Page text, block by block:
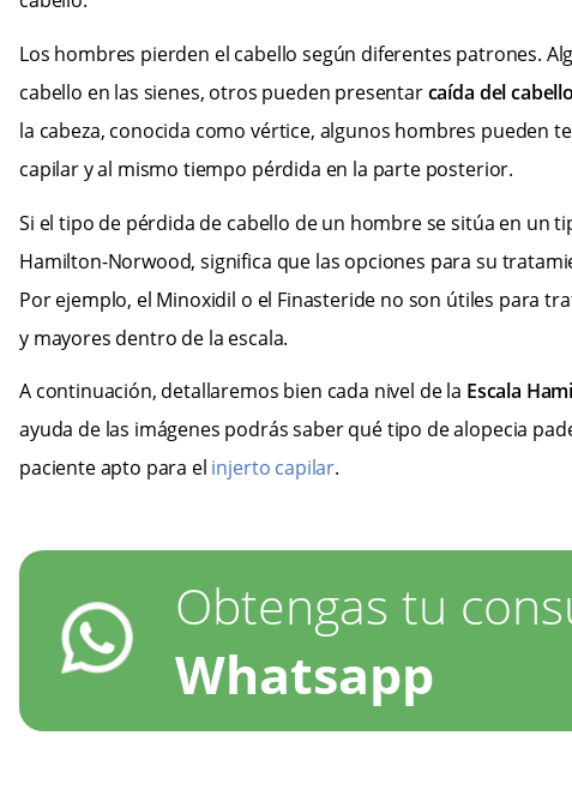
Los hombres pierden el cabello según diferentes patrones.
cabello en las sienes, otros pueden presentarcaída del cabello
la cabeza, conocida como vértice, algunos hombres pueden
capilar y al mismo tiempo pérdida en la parte posterior.
Si el tipo de pérdida de cabello de un hombre se sitúa en un
Hamilton-Norwood, significa que las opciones para su
Por ejemplo, el Minoxidil o el Finasteride no son útiles para
y mayores dentro de la escala.
A continuación, detallaremos bien cada nivel de la Escala
ayuda de las imágenes podrás saber qué tipo de alopecia
paciente apto para el injerto capilar.
Obtengas tu
Whatsapp